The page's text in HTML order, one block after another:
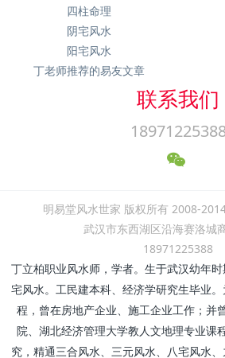
四柱命理
阴宅风水
阳宅风水
丁老师推荐的易友文章
联系我们
明易堂风水世家 版权所有 2008-
武汉市东西湖区沿海赛洛城
18971225388
丁立柏职业风水师，学者。生于武汉幼年
宅风水。工民建本科、经济学研究生毕业
程，曾在房地产企业、施工企业工作；并
院、湖北经济管理大学教人文地理专业课
究，精通三合风水、三元风水、八宅风水